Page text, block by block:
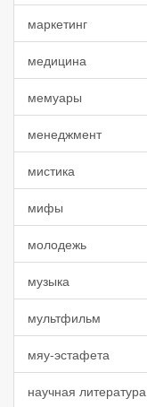
маркетинг
медицина
мемуары
менеджмент
мистика
мифы
молодежь
музыка
мультфильм
мяу-эстафета
научная литература